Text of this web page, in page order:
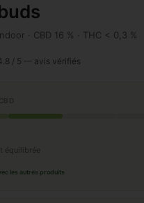
· CBD 16 % · THC < 0,3 %
/ 5 — avis vérifiés
équilibrée
les autres produits